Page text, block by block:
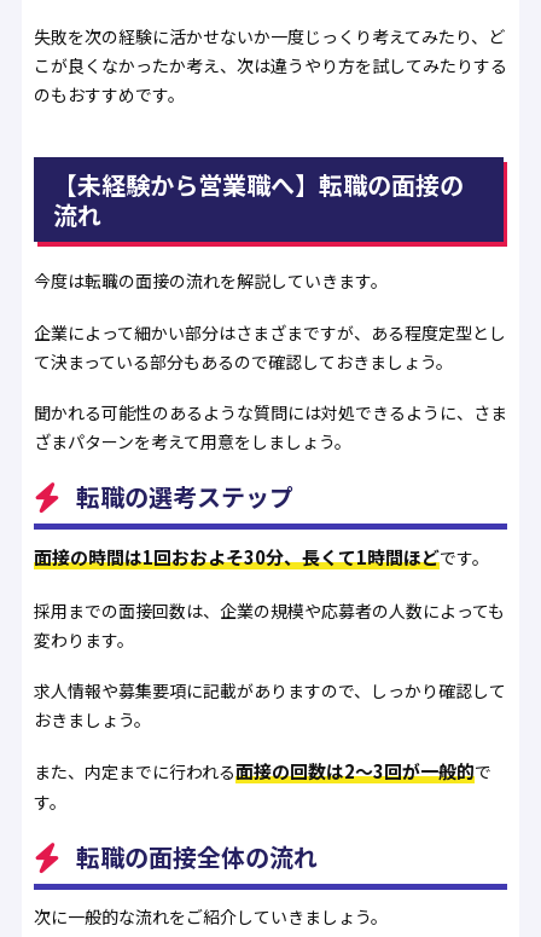
失敗を次の経験に活かせないか一度じっくり考えてみたり、ど
こが良くなかったか考え、次は違うやり方を試してみたりする
のもおすすめです。
【未経験から営業職へ】転職の面接の
流れ
今度は転職の面接の流れを解説していきます。
企業によって細かい部分はさまざまですが、ある程度定型とし
て決まっている部分もあるので確認しておきましょう。
聞かれる可能性のあるような質問には対処できるように、さま
ざまパターンを考えて用意をしましょう。
転職の選考ステップ
面接の時間は1回おおよそ30分、長くて1時間ほどです。
採用までの面接回数は、企業の規模や応募者の人数によっても
変わります。
求人情報や募集要項に記載がありますので、しっかり確認して
おきましょう。
また、内定までに行われる面接の回数は2～3回が一般的で
す。
転職の面接全体の流れ
次に一般的な流れをご紹介していきましょう。